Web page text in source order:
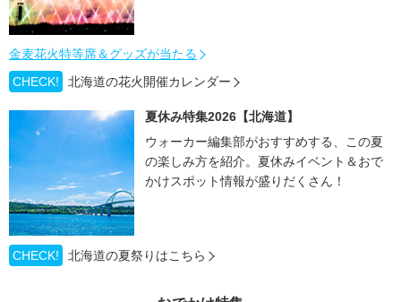
金麦花火特等席＆グッズが当たる
CHECK!
北海道の花火開催カレンダー
夏休み特集2026【北海道】
ウォーカー編集部がおすすめする、この夏
の楽しみ方を紹介。夏休みイベント＆おで
かけスポット情報が盛りだくさん！
CHECK! 北海道の夏祭りはこちら